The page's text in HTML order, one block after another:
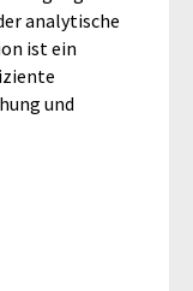
analytische
ist ein
und